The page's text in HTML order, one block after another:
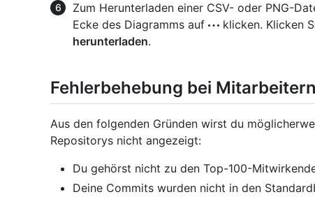
Zum Herunterladen einer CSV- oder PNG-
Ecke des Diagramms auf
klicken. Klicken
herunterladen.
Fehlerbehebung bei Mitarbeitern
Aus den folgenden Gründen wirst du
Repositorys nicht angezeigt:
Du gehörst nicht zu den Top-100-
Deine Commits wurden nicht in den